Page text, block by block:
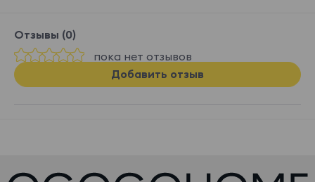
Отзывы (0)
пока нет отзывов
Добавить отзыв